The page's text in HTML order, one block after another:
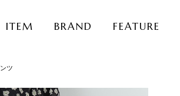
ITEM BRAND FEATURE
ツ